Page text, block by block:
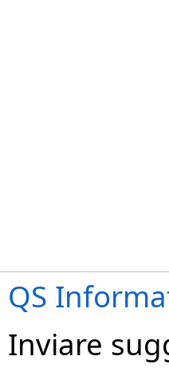
QS
Inviare